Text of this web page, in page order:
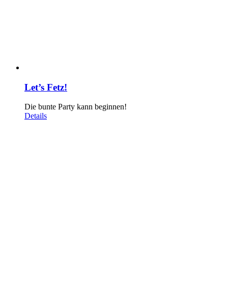
Let’s Fetz!
Die bunte Party kann beginnen!
Details